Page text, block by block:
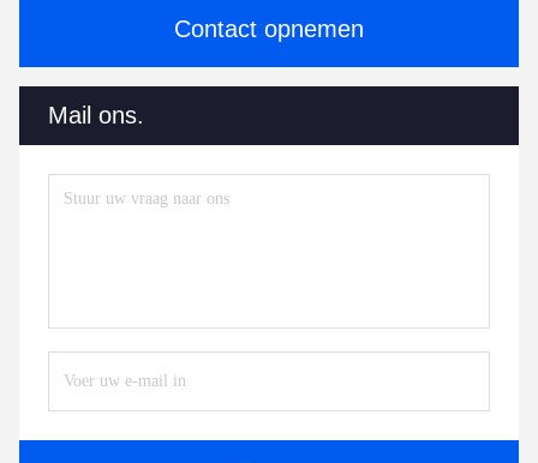
Contact opnemen
Mail ons.